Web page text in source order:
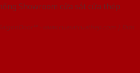
Showroom cửa sắt cửa thép
- www.cuasatcuathep.com | Đơn